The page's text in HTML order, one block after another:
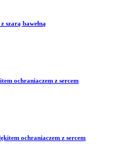
szarą bawełną
ochraniaczem z sercem
ochraniaczem z sercem